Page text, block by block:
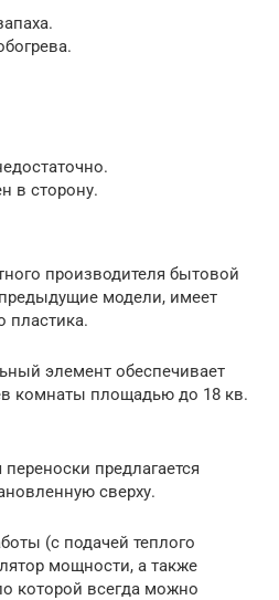
в сторону.
производителя бытовой
модели, имеет
пластика.
элемент обеспечивает
комнаты площадью до 18 кв.
предлагается
сверху.
(с подачей теплого
мощности, а также
которой всегда можно